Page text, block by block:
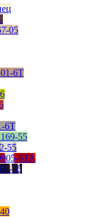
05
6T
6T
55
55
6TA
55